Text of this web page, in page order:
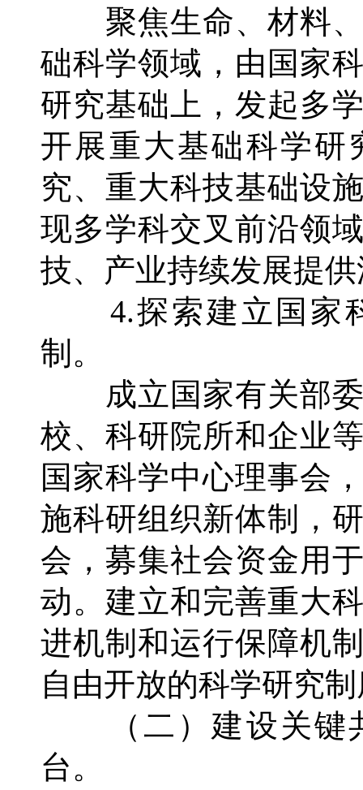
聚焦生命、材料、
础科学领域，由国家
研究基础上，发起多
开展重大基础科学研
究、重大科技基础设
现多学科交叉前沿领
技、产业持续发展提
4.探索建立国家
制。
成立国家有关部委
校、科研院所和企业
国家科学中心理事会
施科研组织新体制，
会，募集社会资金用
动。建立和完善重大
进机制和运行保障机
自由开放的科学研究
（二）建设关键
台。